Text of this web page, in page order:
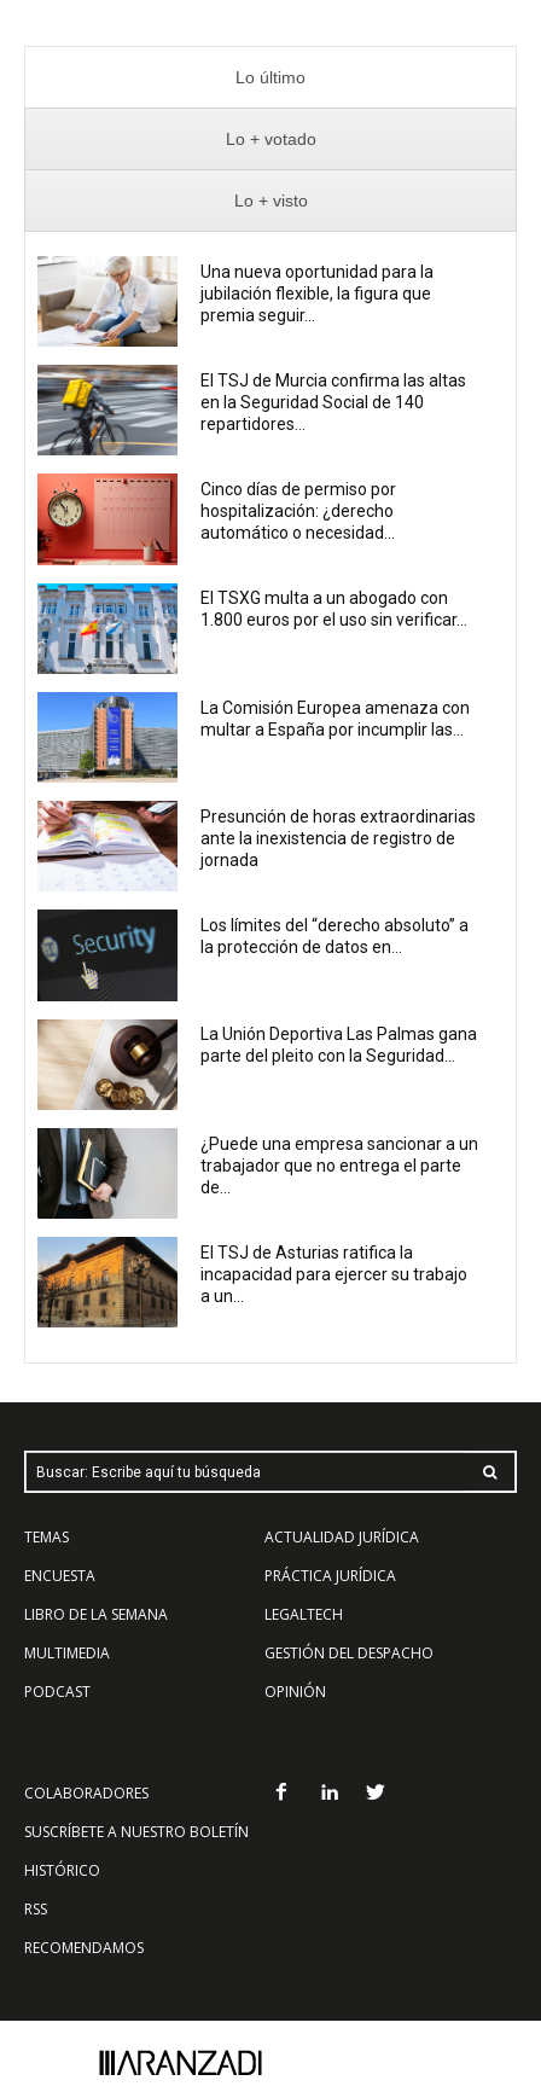
Lo último
Lo + votado
Lo + visto
Una nueva oportunidad para la
jubilación flexible, la figura que
premia seguir...
El TSJ de Murcia confirma las altas
en la Seguridad Social de 140
repartidores...
Cinco días de permiso por
hospitalización: ¿derecho
automático o necesidad...
El TSXG multa a un abogado con
1.800 euros por el uso sin verificar...
La Comisión Europea amenaza con
multar a España por incumplir las...
Presunción de horas extraordinarias
ante la inexistencia de registro de
jornada
Los límites del “derecho absoluto” a
la protección de datos en...
La Unión Deportiva Las Palmas gana
parte del pleito con la Seguridad...
¿Puede una empresa sancionar a un
trabajador que no entrega el parte
de...
El TSJ de Asturias ratifica la
incapacidad para ejercer su trabajo
a un...
Buscar: Escribe aquí tu búsqueda
TEMAS
ENCUESTA
LIBRO DE LA SEMANA
MULTIMEDIA
PODCAST
ACTUALIDAD JURÍDICA
PRÁCTICA JURÍDICA
LEGALTECH
GESTIÓN DEL DESPACHO
OPINIÓN
COLABORADORES
SUSCRÍBETE A NUESTRO BOLETÍN
HISTÓRICO
RSS
RECOMENDAMOS